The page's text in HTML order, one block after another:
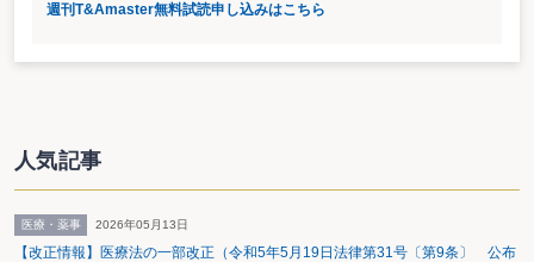
週刊T&Amaster無料試読申し込みはこちら
人気記事
医療・薬事 2026年05月13日
【改正情報】医療法の一部改正（令和5年5月19日法律第31号〔第9条〕 公布